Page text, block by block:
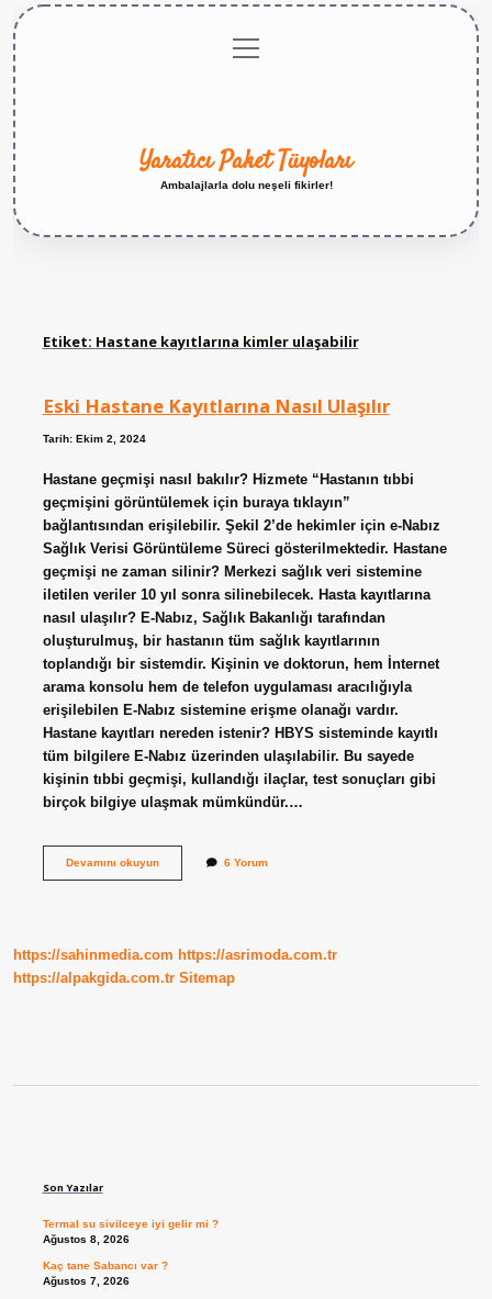
menüyü
aç
Yaratıcı Paket Tüyoları
Ambalajlarla dolu neşeli fikirler!
Etiket: Hastane kayıtlarına kimler ulaşabilir
Eski Hastane Kayıtlarına Nasıl Ulaşılır
Tarih: Ekim 2, 2024
Hastane geçmişi nasıl bakılır? Hizmete “Hastanın tıbbi
geçmişini görüntülemek için buraya tıklayın”
bağlantısından erişilebilir. Şekil 2’de hekimler için e-Nabız
Sağlık Verisi Görüntüleme Süreci gösterilmektedir. Hastane
geçmişi ne zaman silinir? Merkezi sağlık veri sistemine
iletilen veriler 10 yıl sonra silinebilecek. Hasta kayıtlarına
nasıl ulaşılır? E-Nabız, Sağlık Bakanlığı tarafından
oluşturulmuş, bir hastanın tüm sağlık kayıtlarının
toplandığı bir sistemdir. Kişinin ve doktorun, hem İnternet
arama konsolu hem de telefon uygulaması aracılığıyla
erişilebilen E-Nabız sistemine erişme olanağı vardır.
Hastane kayıtları nereden istenir? HBYS sisteminde kayıtlı
tüm bilgilere E-Nabız üzerinden ulaşılabilir. Bu sayede
kişinin tıbbi geçmişi, kullandığı ilaçlar, test sonuçları gibi
birçok bilgiye ulaşmak mümkündür.…
Devamını okuyunEski
6 Yorum
https://sahinmedia.com https://asrimoda.com.tr
https://alpakgida.com.tr Sitemap
Son Yazılar
Termal su sivilceye iyi gelir mi ?
Ağustos 8, 2026
Kaç tane Sabancı var ?
Ağustos 7, 2026